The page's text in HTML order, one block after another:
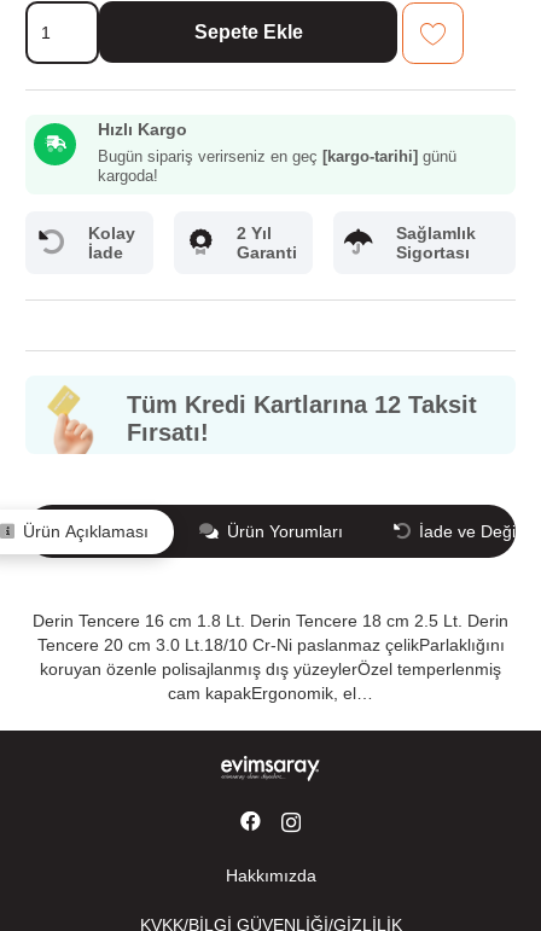
Evimsaray
Luna
6
Set
Gold
Sepete Ekle
Hızlı Kargo
Bugün sipariş verirseniz en geç [kargo-tarihi] günü
kargoda!
Kolay
İade
2 Yıl
Garanti
Sağlamlık
Sigortası
Tüm Kredi Kartlarına 12 Taksit
Fırsatı!
Ürün Açıklaması Ürün Yorumları İade ve Değişim
Derin Tencere 16 cm 1.8 Lt. Derin Tencere 18 cm 2.5 Lt. Derin
Tencere 20 cm 3.0 Lt.18/10 Cr-Ni paslanmaz çelikParlaklığını
koruyan özenle polisajlanmış dış yüzeylerÖzel temperlenmiş
cam kapakErgonomik, el…
Hakkımızda
KVKK/BİLGİ GÜVENLİĞİ/GİZLİLİK